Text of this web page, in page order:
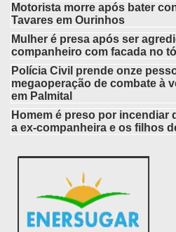
Motorista morre após bater
Tavares em Ourinhos
Mulher é presa após ser
companheiro com facada no
Polícia Civil prende onze
megaoperação de combate à
em Palmital
Homem é preso por incendiar
a ex-companheira e os filhos